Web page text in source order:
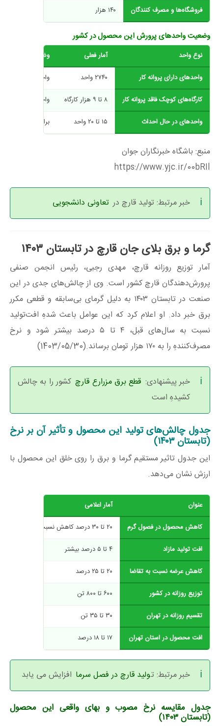
فروشگاه‌ها و مصرف کنندگان ۱۴۰ هزار
وضعیت واحدهای پرورش این محصول در کشور
نوع واحد آمار فعلی وضعیت
واحدهای دارای پروانه کار ۲۷۴۰ واحد واحدهای فعال و
کارگاه‌های کوچک فاقد پروانه کار ۸ تا ۹ هزار کارگاه واحدهای کوچک و
واحدهای در حال احداث ۱۵ تا ۲۰ واحد برای بهره‌برداری
منبع: باشگاه خبرنگاران جوان
https://www.yjc.ir/00bRIl
خبر مرتبط: تولید قارچ در تعاونی دانشجویی
گرما و برق بلای جان قارچ در تابستان ۱۴۰۳
آمار توزیع روزانه قارچ، مهدی رجبی، رئیس انجمن صنفی
پرورش‌دهندگان قارچ کشور است. وی از چالش‌های جدی در این
صنعت در تابستان ۱۴۰۳ به دلیل گرمای بی‌سابقه و قطعی مکرر
برق خبر داد. او اعلام کرد که این عوامل باعث شدهِ افت‌تولید
نسبت به سال‌های قبل، ۴ تا ۵ درصد بیشتر شود و نرخ
مصرف‌کنندهِ را به ۱۷۰ هزار تومان برساند.(1403/05/30)
خبر پیشنهادی: قطع برق مزرارع قارچ کشور را به چالش
کشیدهِ است
جدول چالش‌های تولید این محصول و تأثیر آن بر نرخ
(تابستان ۱۴۰۳)
این جدول تاثیر مستقیم گرما و برق را روی خلق این محصول با
ارزش نشان می‌دهد.
عنوان آمار اعلامی
کاهش محصول در فصول گرم ۲۰ تا ۳۰ درصد کاهش نسبت به فصل سرما (عمومی)
افت تولید مازاد ۴ تا ۵ درصد بیشتر
کاهش عرضه نسبت به تقاضا ۲۰ تا ۲۵ درصد
توزیع روزانه در کشور ۶۰۰ تا ۸۰۰ تن
تقسیم روزانه در تهران ۳۰ تا ۳۵ تن
افت محصول در استان تهران ۱۷ تا ۱۸ درصد
خبر مرتبط: تولید قارچ در فصل سرما افزایش می یابد
جدول مقایسه نرخ مصوب و بهای واقعی این محصول
(تابستان ۱۴۰۳)